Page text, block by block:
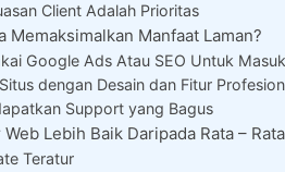
Client Adalah Prioritas
Memaksimalkan Manfaat Laman?
Google Ads Atau SEO Untuk
dengan Desain dan Fitur
Support yang Bagus
Lebih Baik Daripada Rata –
Teratur